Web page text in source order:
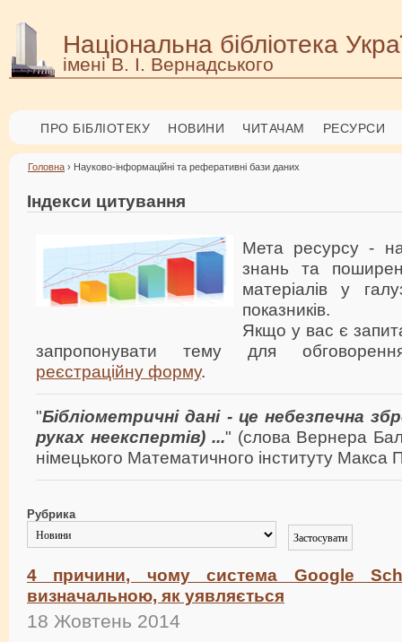
Національна бібліотека
імені В. І. Вернадського
ПРО БІБЛІОТЕКУ НОВИНИ ЧИТАЧАМ РЕСУРСИ
Головна › Науково-інформаційні та реферативні бази даних
Індекси цитування
Мета ресурсу -
знань та
матеріалів у
показників.
Якщо у вас є
запропонувати тему для
реєстраційну форму.
"Бібліометричні дані - це небезпечна
руках неекспертів) ..." (слова Вернера
німецького Математичного інституту Макса
Рубрика
4 причини, чому система Google
визначальною, як уявляється
18 Жовтень 2014